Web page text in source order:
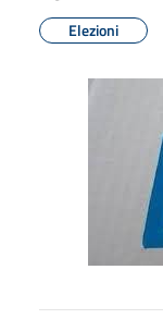
Elezioni